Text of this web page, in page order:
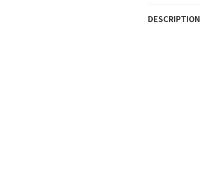
DESCRIPTION